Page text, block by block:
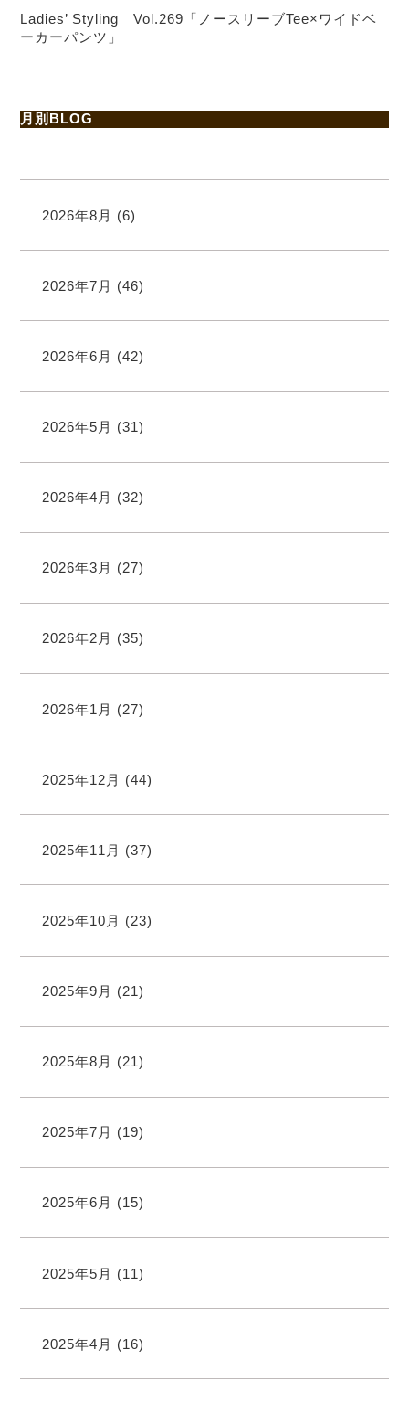
Ladies’ Styling Vol.269「ノースリーブTee×ワイドベ
ーカーパンツ」
月別BLOG
2026年8月 (6)
2026年7月 (46)
2026年6月 (42)
2026年5月 (31)
2026年4月 (32)
2026年3月 (27)
2026年2月 (35)
2026年1月 (27)
2025年12月 (44)
2025年11月 (37)
2025年10月 (23)
2025年9月 (21)
2025年8月 (21)
2025年7月 (19)
2025年6月 (15)
2025年5月 (11)
2025年4月 (16)